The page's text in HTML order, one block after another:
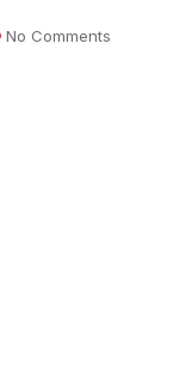
No Comments